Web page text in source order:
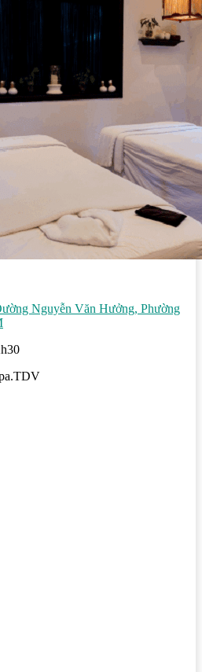
Nguyễn Văn Hưởng, Phường